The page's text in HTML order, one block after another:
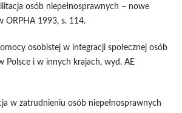
osób niepełnosprawnych – nowe
ORPHA 1993, s. 114.
osobistej w integracji społecznej osób
Polsce i w innych krajach, wyd. AE
w zatrudnieniu osób niepełnosprawnych